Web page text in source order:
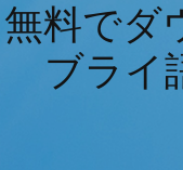
無料でダ
ブライ